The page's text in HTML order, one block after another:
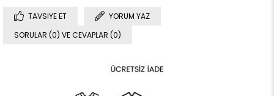
TAVSIYE ET
YORUM YAZ
SORULAR (0) VE CEVAPLAR (0)